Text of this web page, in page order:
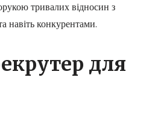
тривалих відносин з
навіть конкурентами.
для